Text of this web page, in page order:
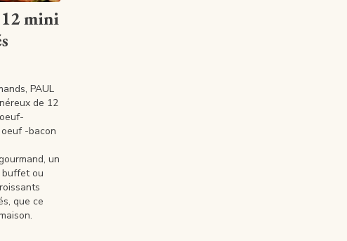
mini
PAUL
de 12
-bacon
un
ou
que ce